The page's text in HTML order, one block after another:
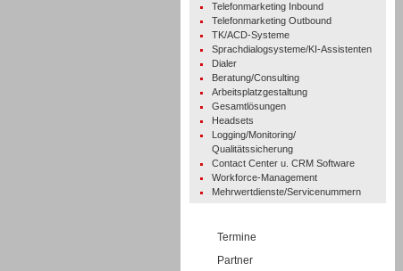
Telefonmarketing Inbound
Telefonmarketing Outbound
TK/ACD-Systeme
Sprachdialogsysteme/KI-Assistenten
Dialer
Beratung/Consulting
Arbeitsplatzgestaltung
Gesamtlösungen
Headsets
Logging/Monitoring/
Qualitätssicherung
Contact Center u. CRM Software
Workforce-Management
Mehrwertdienste/Servicenummern
Termine
Partner